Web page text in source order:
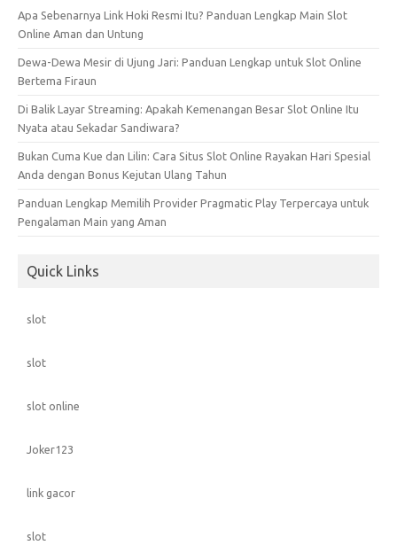
Apa Sebenarnya Link Hoki Resmi Itu? Panduan Lengkap Main Slot
Online Aman dan Untung
Dewa-Dewa Mesir di Ujung Jari: Panduan Lengkap untuk Slot Online
Bertema Firaun
Di Balik Layar Streaming: Apakah Kemenangan Besar Slot Online Itu
Nyata atau Sekadar Sandiwara?
Bukan Cuma Kue dan Lilin: Cara Situs Slot Online Rayakan Hari Spesial
Anda dengan Bonus Kejutan Ulang Tahun
Panduan Lengkap Memilih Provider Pragmatic Play Terpercaya untuk
Pengalaman Main yang Aman
Quick Links
slot
slot
slot online
Joker123
link gacor
slot